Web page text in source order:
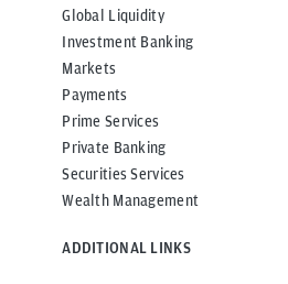
Global Liquidity
Investment Banking
Markets
Payments
Prime Services
Private Banking
Securities Services
Wealth Management
ADDITIONAL LINKS